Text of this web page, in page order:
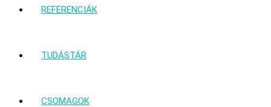
REFERENCIÁK
TUDÁSTÁR
CSOMAGOK